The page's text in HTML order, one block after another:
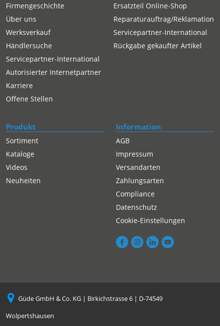
Firmengeschichte
Über uns
Werksverkauf
Händlersuche
Servicepartner-International
Autorisierter Internetpartner
Karriere
Offene Stellen
Ersatzteil Online-Shop
Reparaturauftrag/Reklamation
Servicepartner-International
Rückgabe gekaufter Artikel
Produkt
Sortiment
Kataloge
Videos
Neuheiten
Information
AGB
Impressum
Versandarten
Zahlungsarten
Compliance
Datenschutz
Cookie-Einstellungen
Güde GmbH & Co. KG | Birkichstrasse 6 | D-74549
Wolpertshausen